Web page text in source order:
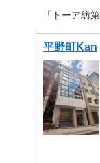
「トーア紡
平野町Kan